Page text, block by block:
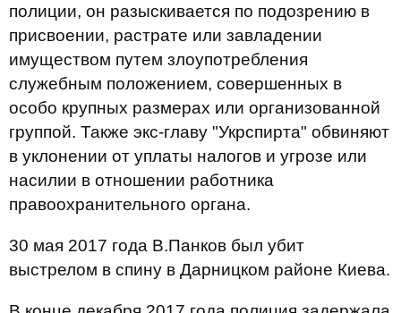
полиции, он разыскивается по подозрению в
присвоении, растрате или завладении
имуществом путем злоупотребления
служебным положением, совершенных в
особо крупных размерах или организованной
группой. Также экс-главу "Укрспирта" обвиняют
в уклонении от уплаты налогов и угрозе или
насилии в отношении работника
правоохранительного органа.
30 мая 2017 года В.Панков был убит
выстрелом в спину в Дарницком районе Киева.